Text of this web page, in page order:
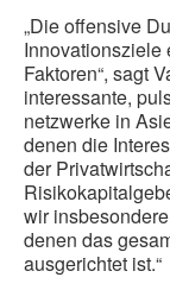
„Die offensive
Innovationsziele
Faktoren“, sagt
interessante,
netzwerke in
denen die
der
wir
denen das
ausgerichtet ist.“